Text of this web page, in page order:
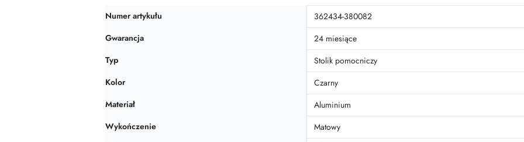
Numer artykułu
362434-380082
Gwarancja
24 miesiące
Typ
Stolik pomocniczy
Kolor
Czarny
Materiał
Aluminium
Wykończenie
Matowy